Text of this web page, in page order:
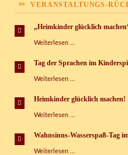
VERANSTALTUNGS-
„Heimkinder glücklich
Weiterlesen …
machen“
Tag der Sprachen im
Weiterlesen …
Sprachen
Kinderspielhaus
e.V.
Heimkinder glücklich machen!
Weiterlesen …
machen!
Wahnsinns-Wasserspaß-Tag
Weiterlesen …